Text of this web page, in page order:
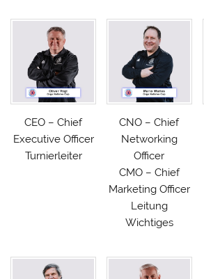
CEO – Chief
Executive Officer
Turnierleiter
CNO – Chief
Networking
Officer
CMO – Chief
Marketing Officer
Leitung
Wichtiges